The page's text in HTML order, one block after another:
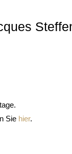
Sie hier.